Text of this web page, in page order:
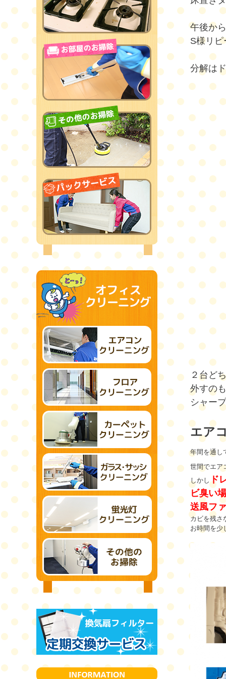
午後か
S様リ
分解は
２台ど
外すの
シャー
エア
年間を通し
世間でエア
しかし ド
ビ臭い
送風フ
カビを残さ
お時間を少